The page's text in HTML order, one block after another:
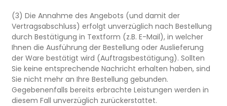
(3) Die Annahme des Angebots (und damit der
Vertragsabschluss) erfolgt unverzüglich nach Bestellung
durch Bestätigung in Textform (z.B. E-Mail), in welcher
Ihnen die Ausführung der Bestellung oder Auslieferung
der Ware bestätigt wird (Auftragsbestätigung). Sollten
Sie keine entsprechende Nachricht erhalten haben, sind
Sie nicht mehr an Ihre Bestellung gebunden.
Gegebenenfalls bereits erbrachte Leistungen werden in
diesem Fall unverzüglich zurückerstattet.